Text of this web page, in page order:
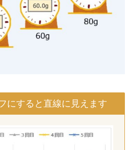
にすると直線に見えます